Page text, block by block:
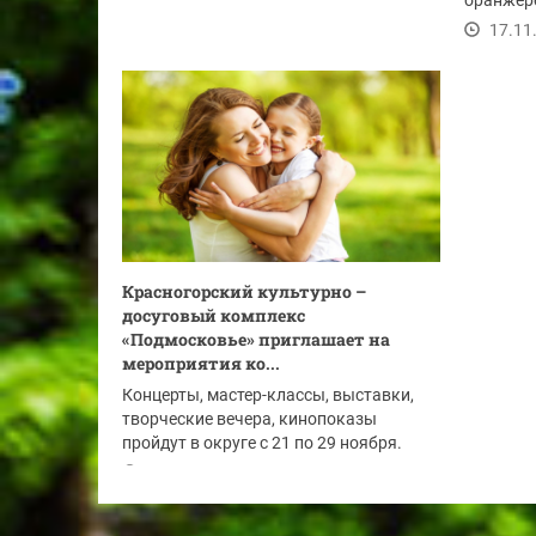
Красногорский культурно –
досуговый комплекс
«Подмосковье» приглашает на
мероприятия ко...
Концерты, мастер-классы, выставки,
творческие вечера, кинопоказы
пройдут в округе с 21 по 29 ноября.